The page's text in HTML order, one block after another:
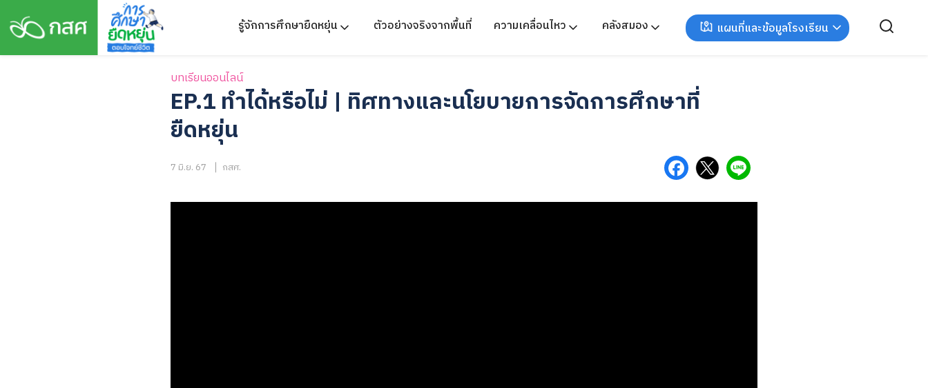
content
รู้จักการศึกษายืดหยุ่น ตัวอย่างจริงจากพื้นที่ ความเคลื่อนไหว คลังสมอง แผนที่และข้อมูลโรงเรียน
บทเรียนออนไลน์
EP.1 ทำได้หรือไม่ | ทิศทางและนโยบายการจัดการศึกษาที่
ยืดหยุ่น
7 มิ.ย. 67 กสศ.